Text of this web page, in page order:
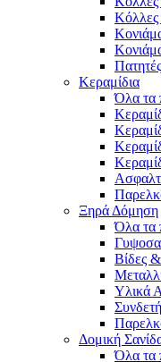
Κόλλες
Κεραμίδια
Όλα τα
Ξηρά Δόμηση
Όλα τα
Βίδες
Υλικά
Δομική
Όλα τα